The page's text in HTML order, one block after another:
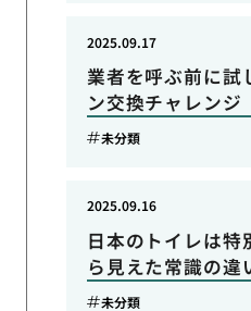
業者を呼ぶ前に試
ン交換チャレンジ
2025.09.17
未分類
日本のトイレは特
ら見えた常識の違
2025.09.16
未分類